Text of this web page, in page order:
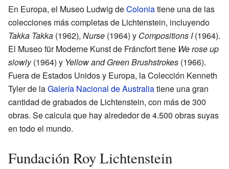
En Europa, el Museo Ludwig deColoniatiene una de las
colecciones más completas de Lichtenstein, incluyendo
Takka Takka (1962), Nurse (1964) y Compositions I(1964).
El Museo für Moderne Kunst de Fráncfort tiene We rose up
slowly(1964) y Yellow and Green Brushstrokes (1966).
Fuera de Estados Unidos y Europa, la Colección Kenneth
Tyler de laGalería Nacional de Australiatiene una gran
cantidad de grabados de Lichtenstein, con más de 300
obras. Se calcula que hay alrededor de 4.500 obras suyas
en todo el mundo.
Fundación Roy Lichtenstein